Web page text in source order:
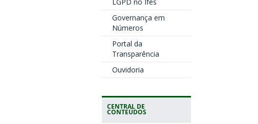
Governança em
Números
Portal da
Transparência
Ouvidoria
CENTRAL DE
CONTEÚDOS